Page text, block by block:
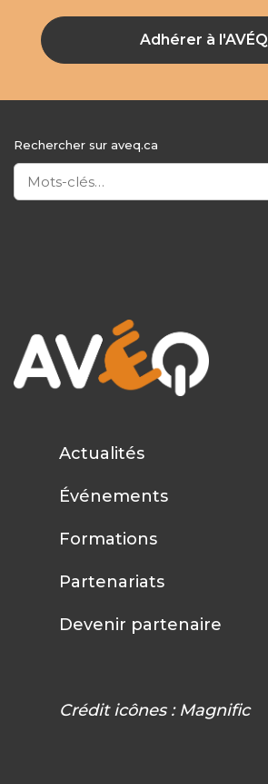
Adhérer à l'AVÉQ
Rechercher sur aveq.ca
Actualités
Événements
Formations
Partenariats
Devenir partenaire
Crédit icônes : Magnific